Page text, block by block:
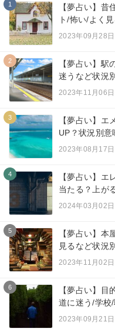
1
【夢占い】昔
ト/怖い/よく
2023年09月28日
2
【夢占い】
迷うなど状況別
2023年11月06日
3
【夢占い】エ
UP？状況別意
2023年08月17日
4
【夢占い】
当たる？上が
2024年03月02日
5
【夢占い】本
見るなど状況別
2023年11月02日
6
【夢占い】目
道に迷う/学校
2023年09月21日